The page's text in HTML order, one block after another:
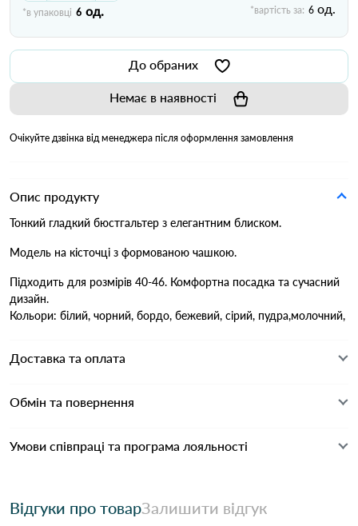
*в упаковці 6 од. *вартість за: 6 од.
До обраних
Немає в наявності
Очікуйте дзвінка від менеджера після оформлення замовлення
Опис продукту
Тонкий гладкий бюстгальтер з елегантним блиском.
Модель на кісточці з формованою чашкою.
Підходить для розмірів 40-46. Комфортна посадка та сучасний
дизайн.
Кольори: білий, чорний, бордо, бежевий, сірий, пудра,молочний,
Доставка та оплата
Обмін та повернення
Умови співпраці та програма лояльності
Відгуки про товарЗалишити відгук